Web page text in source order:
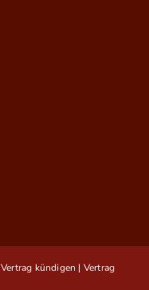
Vertrag kündigen | Vertrag